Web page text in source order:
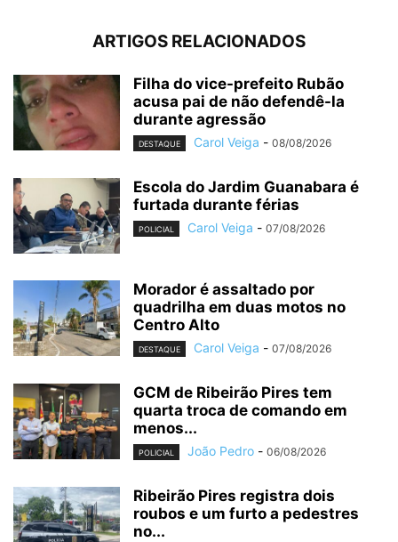
ARTIGOS RELACIONADOS
Filha do vice-prefeito Rubão
acusa pai de não defendê-la
durante agressão
DESTAQUE Carol Veiga - 08/08/2026
Escola do Jardim Guanabara é
furtada durante férias
POLICIAL Carol Veiga - 07/08/2026
Morador é assaltado por
quadrilha em duas motos no
Centro Alto
DESTAQUE Carol Veiga - 07/08/2026
GCM de Ribeirão Pires tem
quarta troca de comando em
menos...
POLICIAL João Pedro - 06/08/2026
Ribeirão Pires registra dois
roubos e um furto a pedestres
no...